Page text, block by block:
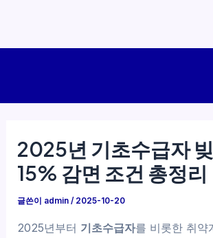
2025년 기초수급자
15% 감면 조건 총정리
글쓴이 admin/ 2025-10-20
2025년부터 기초수급자를 비롯한 취약